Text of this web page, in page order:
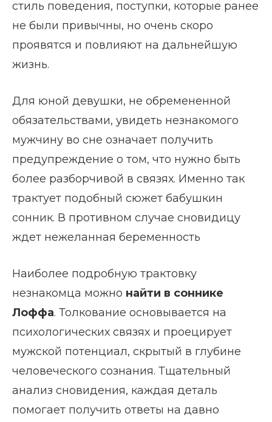
стиль поведения, поступки, которые ранее
не были привычны, но очень скоро
проявятся и повлияют на дальнейшую
жизнь.
Для юной девушки, не обремененной
обязательствами, увидеть незнакомого
мужчину во сне означает получить
предупреждение о том, что нужно быть
более разборчивой в связях. Именно так
трактует подобный сюжет бабушкин
сонник. В противном случае сновидицу
ждет нежеланная беременность
Наиболее подробную трактовку
незнакомца можно найти в соннике
Лоффа. Толкование основывается на
психологических связях и проецирует
мужской потенциал, скрытый в глубине
человеческого сознания. Тщательный
анализ сновидения, каждая деталь
помогает получить ответы на давно